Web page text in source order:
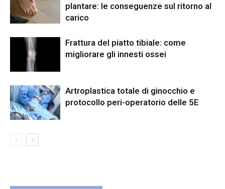
plantare: le conseguenze sul ritorno al
carico
Frattura del piatto tibiale: come
migliorare gli innesti ossei
Artroplastica totale di ginocchio e
protocollo peri-operatorio delle 5E